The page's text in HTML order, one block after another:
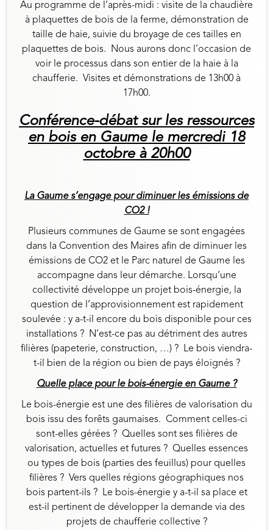
Au programme de l’après-midi : visite de la chaudière
à plaquettes de bois de la ferme, démonstration de
taille de haie, suivie du broyage de ces tailles en
plaquettes de bois. Nous aurons donc l’occasion de
voir le processus dans son entier de la haie à la
chaufferie. Visites et démonstrations de 13h00 à
17h00.
Conférence-débat sur les ressources
en bois en Gaume le mercredi 18
octobre à 20h00
La Gaume s’engage pour diminuer les émissions de
CO2 !
Plusieurs communes de Gaume se sont engagées
dans la Convention des Maires afin de diminuer les
émissions de CO2 et le Parc naturel de Gaume les
accompagne dans leur démarche. Lorsqu’une
collectivité développe un projet bois-énergie, la
question de l’approvisionnement est rapidement
soulevée : y a-t-il encore du bois disponible pour ces
installations ? N’est-ce pas au détriment des autres
filières (papeterie, construction, …) ? Le bois viendra-
t-il bien de la région ou bien de pays éloignés ?
Quelle place pour le bois-énergie en Gaume ?
Le bois-énergie est une des filières de valorisation du
bois issu des forêts gaumaises. Comment celles-ci
sont-elles gérées ? Quelles sont ses filières de
valorisation, actuelles et futures ? Quelles essences
ou types de bois (parties des feuillus) pour quelles
filières ? Vers quelles régions géographiques nos
bois partent-ils ? Le bois-énergie y a-t-il sa place et
est-il pertinent de développer la demande via des
projets de chaufferie collective ?